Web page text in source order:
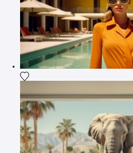
Fügen Sie das Foto meiner